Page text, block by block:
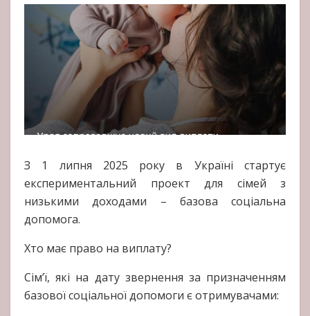
З 1 липня 2025 року в Україні стартує
експериментальний проект для сімей з
низькими доходами – базова соціальна
допомога.
Хто має право на виплату?
Сім’ї, які на дату звернення за призначенням
базової соціальної допомоги є отримувачами: